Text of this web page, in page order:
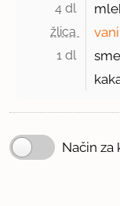
4 dl
žlica
1 dl
Način za